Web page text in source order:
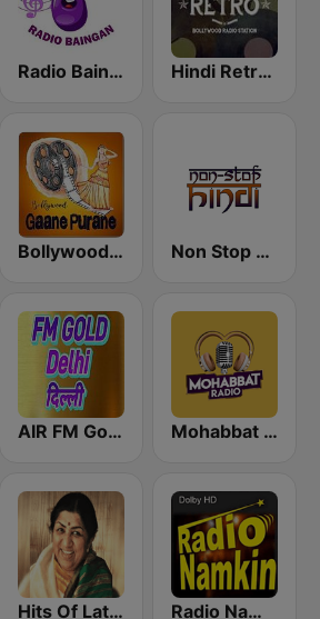
Radio Baingan Hindi Retro Hits Radio
Bollywood Gaane Purane Non Stop Hindi
AIR FM Gold Dehli Mohabbat Radio
Hits Of Lata Mangeshkar Radio Namkin